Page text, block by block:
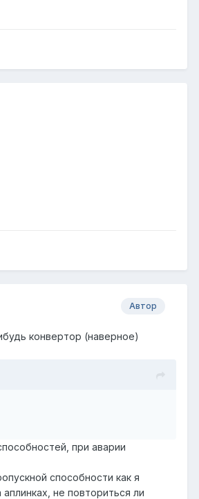
Автор
конвертор (наверное)
при аварии
способности как я
не повториться ли